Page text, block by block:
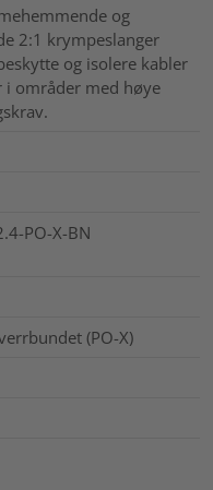
og
2:1 krympeslanger
og isolere kabler
i områder med høye
PO-X-BN
(PO-X)